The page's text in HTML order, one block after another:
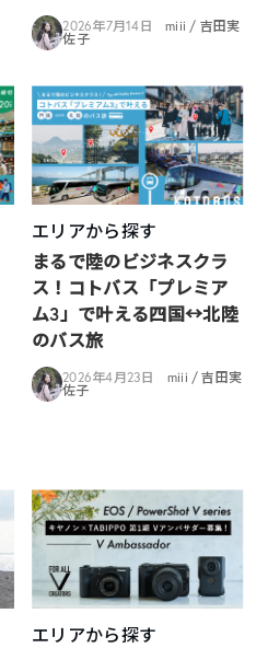
2026年7月14日
miii / 吉田実
佐子
エリアから探す
まるで陸のビジネスクラ
ス！コトバス「プレミア
ム3」で叶える四国↔︎北陸
のバス旅
2026年4月23日
miii / 吉田実
佐子
エリアから探す